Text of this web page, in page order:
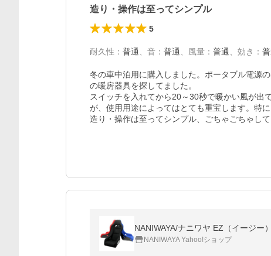
造り・操作は至ってシンプル
5
耐久性 ： 普通 音 ： 普通 風量 ： 普通 効き ：
冬の車中泊用に購入しました。ポータブル電源
の暖房器具を探してました。
スイッチを入れてから20～30秒で暖かい風が出
が、使用用途によってはとても重宝します。特
造り・操作は至ってシンプル、ごちゃごちゃし
NANIWAYA/ナニワヤ EZ（イージー
NANIWAYA Yahoo!ショップ